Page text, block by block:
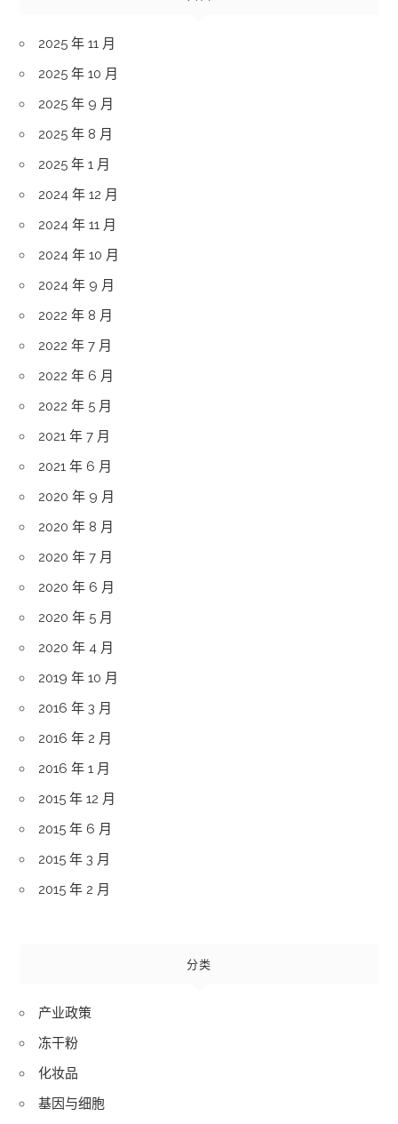
2025 年 11 月
2025 年 10 月
2025 年 9 月
2025 年 8 月
2025 年 1 月
2024 年 12 月
2024 年 11 月
2024 年 10 月
2024 年 9 月
2022 年 8 月
2022 年 7 月
2022 年 6 月
2022 年 5 月
2021 年 7 月
2021 年 6 月
2020 年 9 月
2020 年 8 月
2020 年 7 月
2020 年 6 月
2020 年 5 月
2020 年 4 月
2019 年 10 月
2016 年 3 月
2016 年 2 月
2016 年 1 月
2015 年 12 月
2015 年 6 月
2015 年 3 月
2015 年 2 月
分类
产业政策
冻干粉
化妆品
基因与细胞